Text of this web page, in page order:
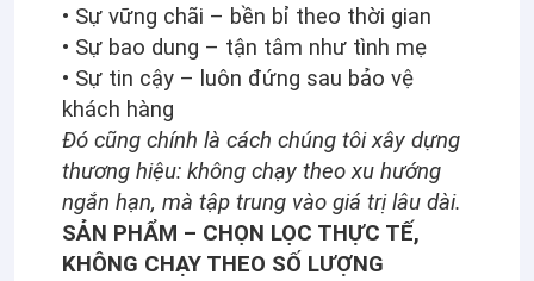
• Sự vững chãi – bền bỉ theo thời gian
• Sự bao dung – tận tâm như tình mẹ
• Sự tin cậy – luôn đứng sau bảo vệ
khách hàng
Đó cũng chính là cách chúng tôi xây dựng
thương hiệu: không chạy theo xu hướng
ngắn hạn, mà tập trung vào giá trị lâu dài.
SẢN PHẨM – CHỌN LỌC THỰC TẾ,
KHÔNG CHẠY THEO SỐ LƯỢNG